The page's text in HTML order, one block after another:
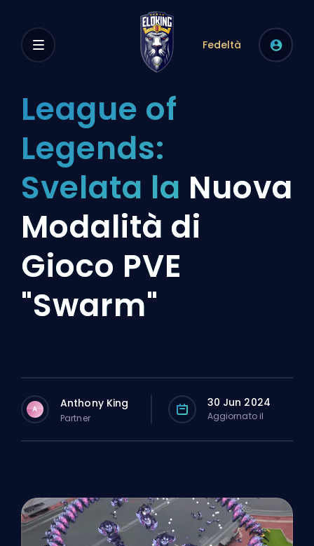
Fedeltà
League of
Legends:
Svelata la Nuova
Modalità di
Gioco PVE
"Swarm"
A Anthony King
Partner
30 Jun 2024
Aggiornato il